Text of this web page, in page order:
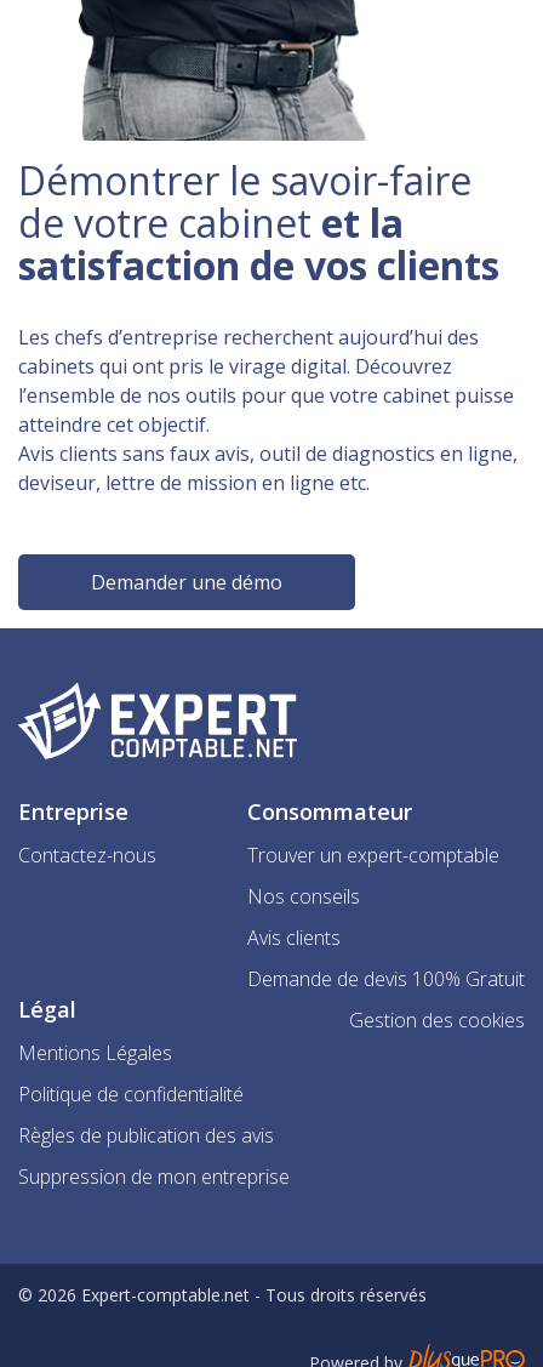
Démontrer le savoir-faire
de votre cabinet et la
satisfaction de vos clients
Les chefs d’entreprise recherchent aujourd’hui des
cabinets qui ont pris le virage digital. Découvrez
l’ensemble de nos outils pour que votre cabinet puisse
atteindre cet objectif.
Avis clients sans faux avis, outil de diagnostics en ligne,
deviseur, lettre de mission en ligne etc.
Demander une démo
Entreprise
Contactez-nous
Consommateur
Trouver un expert-comptable
Nos conseils
Avis clients
Demande de devis 100% Gratuit
Légal
Mentions Légales
Politique de confidentialité
Règles de publication des avis
Suppression de mon entreprise
Gestion des cookies
© 2026 Expert-comptable.net - Tous droits réservés
Powered by